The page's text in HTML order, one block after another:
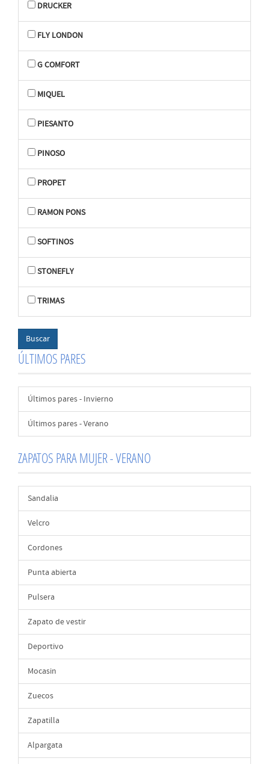
DRUCKER
FLY LONDON
G COMFORT
MIQUEL
PIESANTO
PINOSO
PROPET
RAMON PONS
SOFTINOS
STONEFLY
TRIMAS
ÚLTIMOS PARES
Últimos pares - Invierno
Últimos pares - Verano
ZAPATOS PARA MUJER - VERANO
Sandalia
Velcro
Cordones
Punta abierta
Pulsera
Zapato de vestir
Deportivo
Mocasin
Zuecos
Zapatilla
Alpargata